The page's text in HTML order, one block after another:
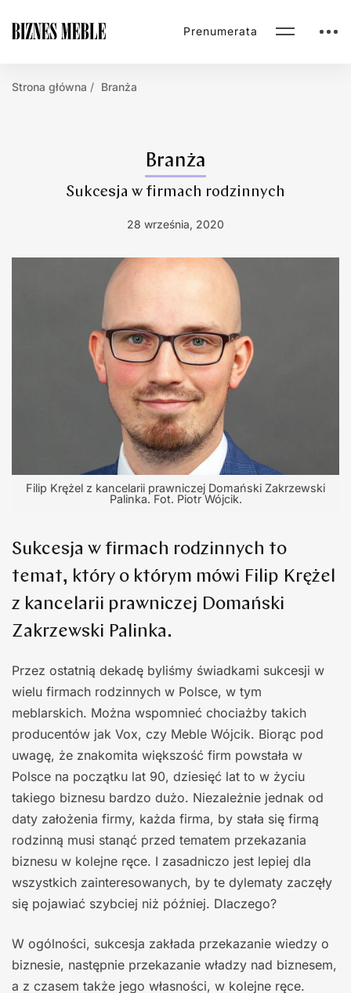
Prenumerata
Strona główna Branża
Branża
Sukcesja w firmach rodzinnych
28 września, 2020
Filip Krężel z kancelarii prawniczej Domański Zakrzewski
Palinka. Fot. Piotr Wójcik.
Sukcesja w firmach rodzinnych to
temat, który o którym mówi Filip Krężel
z kancelarii prawniczej Domański
Zakrzewski Palinka.
Przez ostatnią dekadę byliśmy świadkami sukcesji w
wielu firmach rodzinnych w Polsce, w tym
meblarskich. Można wspomnieć chociażby takich
producentów jak Vox, czy Meble Wójcik. Biorąc pod
uwagę, że znakomita większość firm powstała w
Polsce na początku lat 90, dziesięć lat to w życiu
takiego biznesu bardzo dużo. Niezależnie jednak od
daty założenia firmy, każda firma, by stała się firmą
rodzinną musi stanąć przed tematem przekazania
biznesu w kolejne ręce. I zasadniczo jest lepiej dla
wszystkich zainteresowanych, by te dylematy zaczęły
się pojawiać szybciej niż później. Dlaczego?
W ogólności, sukcesja zakłada przekazanie wiedzy o
biznesie, następnie przekazanie władzy nad biznesem,
a z czasem także jego własności, w kolejne ręce.